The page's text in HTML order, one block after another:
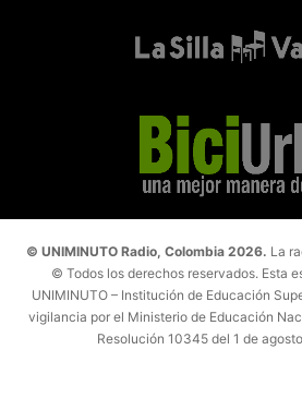
© UNIMINUTO Radio, Colombia 2026. La
© Todos los derechos reservados. Esta
UNIMINUTO – Institución de Educación
vigilancia por el Ministerio de Educación
Resolución 10345 del 1 de